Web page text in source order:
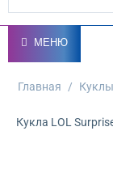
МЕНЮ
Главная /
Кукла LOL